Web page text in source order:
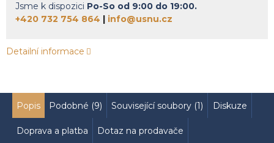
Jsme k dispozici Po-So od 9:00 do 19:00.
+420 732 754 864
info@usnu.cz
Detailní informace
Popis Podobné (9) Související soubory (1) Diskuze
Doprava a platba Dotaz na prodavače